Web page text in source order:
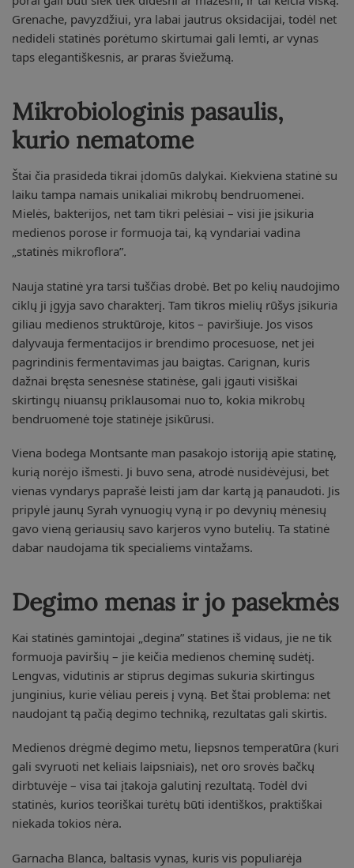
Grenache, pavyzdžiui, yra labai jautrus oksidacijai, todėl net
nedideli statinės porėtumo skirtumai gali lemti, ar vynas
taps elegantiškesnis, ar praras šviežumą.
Mikrobiologinis pasaulis,
kurio nematome
Štai čia prasideda tikrai įdomūs dalykai. Kiekviena statinė su
laiku tampa namais unikaliai mikrobų bendruomenei.
Mielės, bakterijos, net tam tikri pelėsiai – visi jie įsikuria
medienos porose ir formuoja tai, ką vyndariai vadina
„statinės mikroflora”.
Nauja statinė yra tarsi tuščias drobė. Bet po kelių naudojimo
ciklų ji įgyja savo charakterį. Tam tikros mielių rūšys įsikuria
giliau medienos struktūroje, kitos – paviršiuje. Jos visos
dalyvauja fermentacijos ir brendimo procesuose, net jei
pagrindinis fermentavimas jau baigtas. Carignan, kuris
dažnai bręsta senesnėse statinėse, gali įgauti visiškai
skirtingų niuansų priklausomai nuo to, kokia mikrobų
bendruomenė toje statinėje įsikūrusi.
Viena bodega Montsante man pasakojo istoriją apie statinę,
kurią norėjo išmesti. Ji buvo sena, atrodė nusidėvėjusi, bet
vienas vyndarys paprašė leisti jam dar kartą ją panaudoti. Jis
pripylė jaunų Syrah vynuogių vyną ir po devynių mėnesių
gavo vieną geriausių savo karjeros vyno butelių. Ta statinė
dabar naudojama tik specialiems vintažams.
Degimo menas ir jo pasekmės
Kai statinės gamintojai „degina” statines iš vidaus, jie ne tik
formuoja paviršių – jie keičia medienos cheminę sudėtį.
Lengvas, vidutinis ar stiprus degimas sukuria skirtingus
junginius, kurie vėliau pereis į vyną. Bet štai problema: net
naudojant tą pačią degimo techniką, rezultatas gali skirtis.
Medienos drėgmė degimo metu, liepsnos temperatūra (kuri
gali svyruoti net keliais laipsniais), net oro srovės bačkų
dirbtuvėje – visa tai įtakoja galutinį rezultatą. Todėl dvi
statinės, kurios teoriškai turėtų būti identiškos, praktiškai
niekada tokios nėra.
Garnacha Blanca, baltasis vynas, kuris vis populiarėja